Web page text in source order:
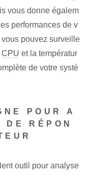
vous donne égalem
performances de v
pouvez surveille
CPU et la températur
de votre systè
POUR A
RÉPON
outil pour analyse